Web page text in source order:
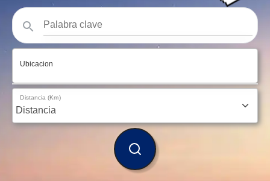
Ubicacion
Distancia (Km)
BUSCAR